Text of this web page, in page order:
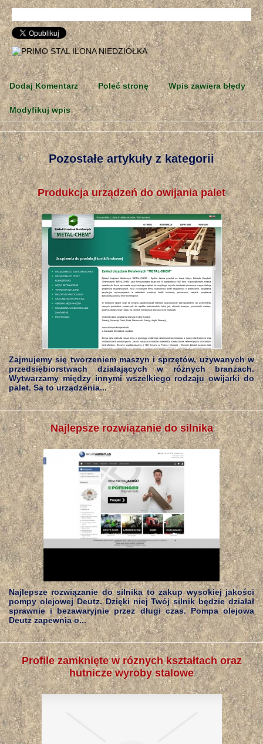
Dodaj Komentarz Poleć stronę Wpis zawiera błędy
Modyfikuj wpis
Pozostałe artykuły z kategorii
Produkcja urządzeń do owijania palet
Zajmujemy się tworzeniem maszyn i sprzętów, używanych w
przedsiębiorstwach działających w różnych branżach.
Wytwarzamy między innymi wszelkiego rodzaju owijarki do
palet. Są to urządzenia...
Najlepsze rozwiązanie do silnika
Najlepsze rozwiązanie do silnika to zakup wysokiej jakości
pompy olejowej Deutz. Dzięki niej Twój silnik będzie działał
sprawnie i bezawaryjnie przez długi czas. Pompa olejowa
Deutz zapewnia o...
Profile zamknięte w róznych kształtach oraz
hutnicze wyroby stalowe